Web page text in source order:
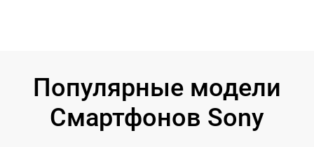
Популярные модели
Смартфонов Sony